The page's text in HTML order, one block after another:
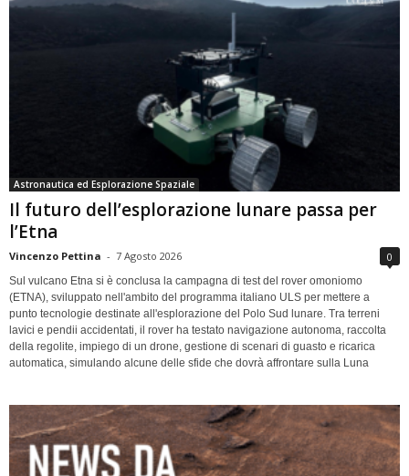
Astronautica ed Esplorazione Spaziale
Il futuro dell’esplorazione lunare passa per
l’Etna
Vincenzo Pettina - 7 Agosto 2026 0
Sul vulcano Etna si è conclusa la campagna di test del rover omoniomo
(ETNA), sviluppato nell'ambito del programma italiano ULS per mettere a
punto tecnologie destinate all'esplorazione del Polo Sud lunare. Tra terreni
lavici e pendii accidentati, il rover ha testato navigazione autonoma, raccolta
della regolite, impiego di un drone, gestione di scenari di guasto e ricarica
automatica, simulando alcune delle sfide che dovrà affrontare sulla Luna